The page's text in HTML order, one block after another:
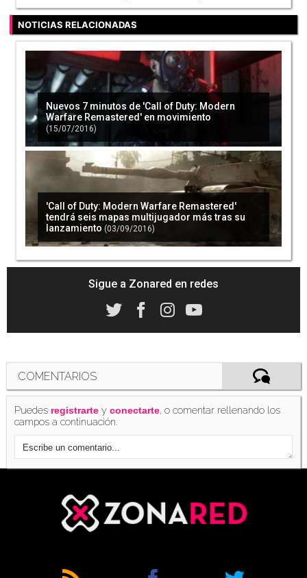
NOTICIAS RELACIONADAS
Nuevos 7 minutos de 'Call of Duty: Modern
Warfare Remastered' en movimiento
(15/07/2016)
'Call of Duty: Modern Warfare Remastered'
tendrá seis mapas multijugador más tras su
lanzamiento (03/09/2016)
Sigue a Zonared en redes
COMENTARIOS
Puedes registrarte yconectarte, o comentar rellenando los
campos a continuación.